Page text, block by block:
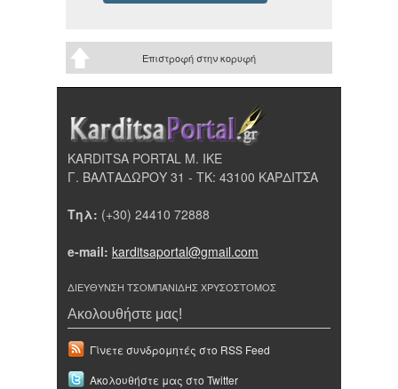
Επιστροφή στην κορυφή
KARDITSA PORTAL Μ. ΙΚΕ
Γ. ΒΑΛΤΑΔΩΡΟΥ 31 - ΤΚ: 43100 ΚΑΡΔΙΤΣΑ
Τηλ: (+30) 24410 72888
e-mail: karditsaportal@gmail.com
ΔΙΕΥΘΥΝΣΗ ΤΣΟΜΠΑΝΙΔΗΣ ΧΡΥΣΟΣΤΟΜΟΣ
Ακολουθήστε μας!
Γίνετε συνδρομητές στο RSS Feed
Ακολουθήστε μας στο Twitter